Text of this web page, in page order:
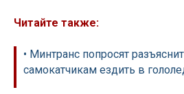
Читайте также:
• Минтранс попросят
самокатчикам ездить в